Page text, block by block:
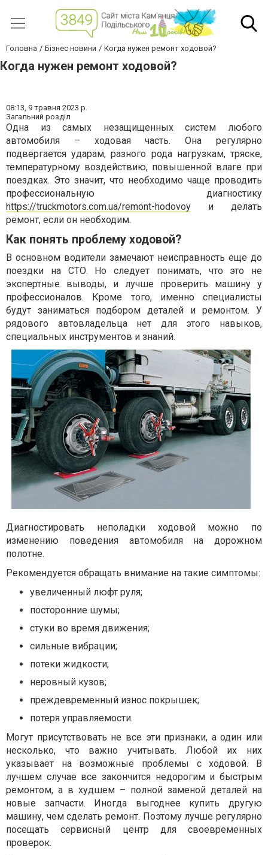
Головна Бізнес новини Когда нужен ремонт ходовой?
Когда нужен ремонт ходовой?
08:13, 9 травня 2023 р.
Загальний розділ
Одна из самых незащищенных систем любого
автомобиля – ходовая часть. Она регулярно
подвергается ударам, разного рода нагрузкам, тряске,
температурному воздействию, повышенной влаге при
поездках. Это значит, что необходимо чаще проводить
профессиональную диагностику
https://truckmotors.com.ua/remont-hodovoy и делать
ремонт, если он необходим.
Как понять проблему ходовой?
В основном водители замечают неисправность еще до
поездки на СТО. Но следует понимать, что это не
экспертные выводы, и лучше проверить машину у
профессионалов. Кроме того, именно специалисты
будут заниматься подбором деталей и ремонтом. У
рядового автовладельца нет для этого навыков,
специальных инструментов и знаний.
Диагностировать неполадки ходовой можно по
изменению поведения автомобиля на дорожном
полотне.
Рекомендуется обращать внимание на такие симптомы:
увеличенный люфт руля;
посторонние шумы;
стуки во время движения;
сильные вибрации;
потеки жидкости;
неровный кузов;
преждевременный износ покрышек;
потеря управляемости.
Могут присутствовать не все эти признаки, а один или
несколько, что важно учитывать. Любой их них
указывает на возможные проблемы с ходовой. В
лучшем случае все закончится недорогим и быстрым
ремонтом, а в худшем – полной заменой деталей на
новые запчасти. Иногда выгоднее купить другую
машину, чем сделать ремонт. Поэтому лучше регулярно
посещать сервисный центр для своевременных
проверок.